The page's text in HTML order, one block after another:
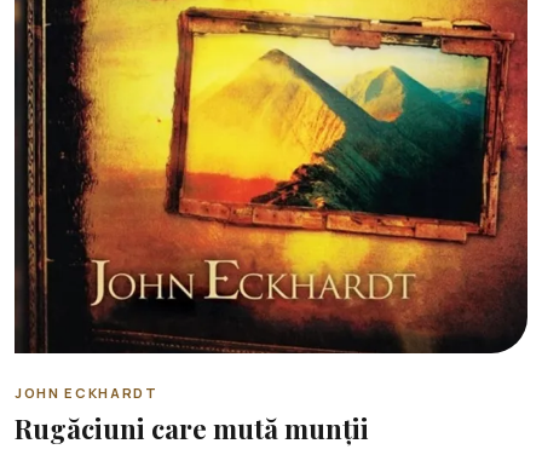
JOHN ECKHARDT
Rugăciuni care mută munții